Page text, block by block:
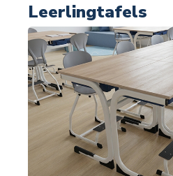
Leerlingtafels